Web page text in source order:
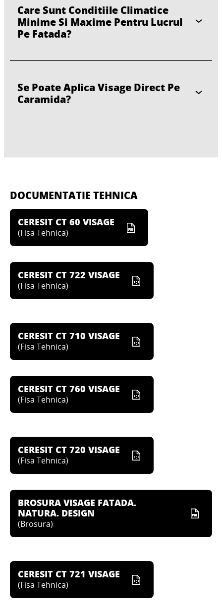
Care Sunt Conditiile Climatice
Minime Si Maxime Pentru Lucrul
Pe Fatada?
Se Poate Aplica Visage Direct Pe
Caramida?
DOCUMENTATIE TEHNICA
CERESIT CT 60 VISAGE
(Fisa Tehnica)
CERESIT CT 722 VISAGE
(Fisa Tehnica)
CERESIT CT 710 VISAGE
(Fisa Tehnica)
CERESIT CT 760 VISAGE
(Fisa Tehnica)
CERESIT CT 720 VISAGE
(Fisa Tehnica)
BROSURA VISAGE FATADA.
NATURA. DESIGN
(Brosura)
CERESIT CT 721 VISAGE
(Fisa Tehnica)